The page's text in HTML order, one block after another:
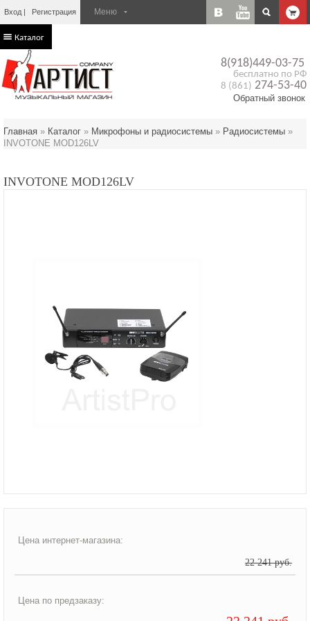
Вход Регистрация
8(918)449-03-75
бесплатно по РФ
8 (861) 274-53-40
Обратный звонок
Каталог
Главная » Каталог » Микрофоны и радиосистемы » Радиосистемы »
INVOTONE MOD126LV
INVOTONE MOD126LV
Цена интернет-магазина:
22 241 руб.
Цена по предзаказу: